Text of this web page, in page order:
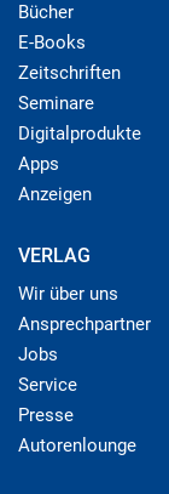
Bücher
E-Books
Zeitschriften
Seminare
Digitalprodukte
Apps
Anzeigen
VERLAG
Wir über uns
Ansprechpartner
Jobs
Service
Presse
Autorenlounge